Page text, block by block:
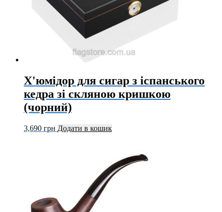
Х'юмідор для сигар з іспанського
кедра зі скляною кришкою
(чорний)
3,690 грн Додати в кошик